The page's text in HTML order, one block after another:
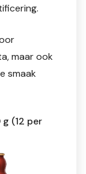
maar ook
smaak
(12 per